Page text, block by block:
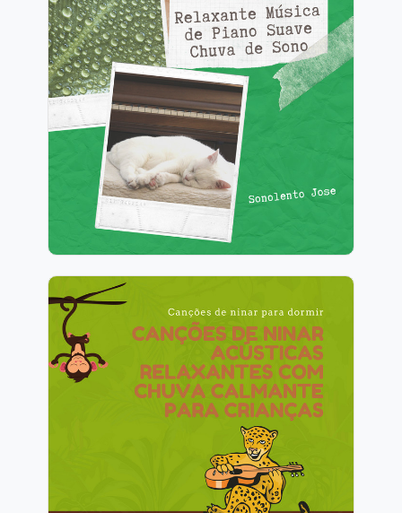
Relaxante Música de Piano
Suave Chuva de Sono
Info
Jogar
Canções de Ninar Acústicas
Relaxantes com Chuva
Calmante para Crianças
Jogar